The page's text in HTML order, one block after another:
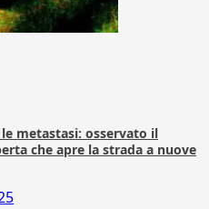
metastasi: osservato il
che apre la strada a nuove